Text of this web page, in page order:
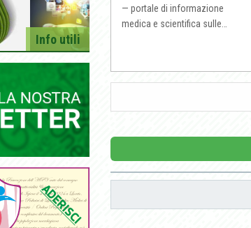
— portale di informazione
medica e scientifica sulle…
Info utili